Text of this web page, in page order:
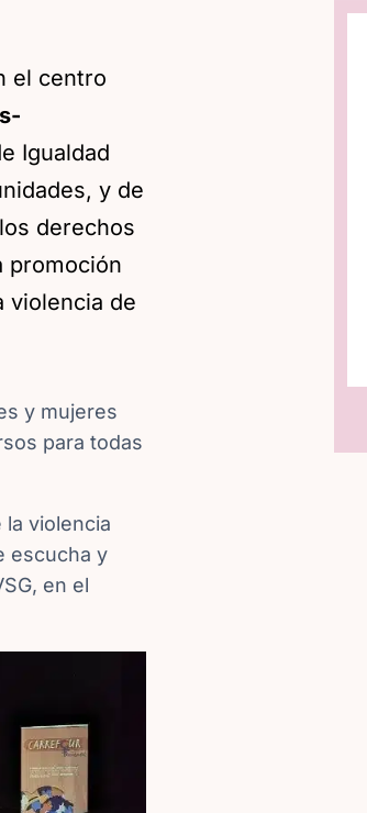
el centro
Igualdad
y de
derechos
promoción
violencia de
y mujeres
para todas
violencia
escucha y
en el